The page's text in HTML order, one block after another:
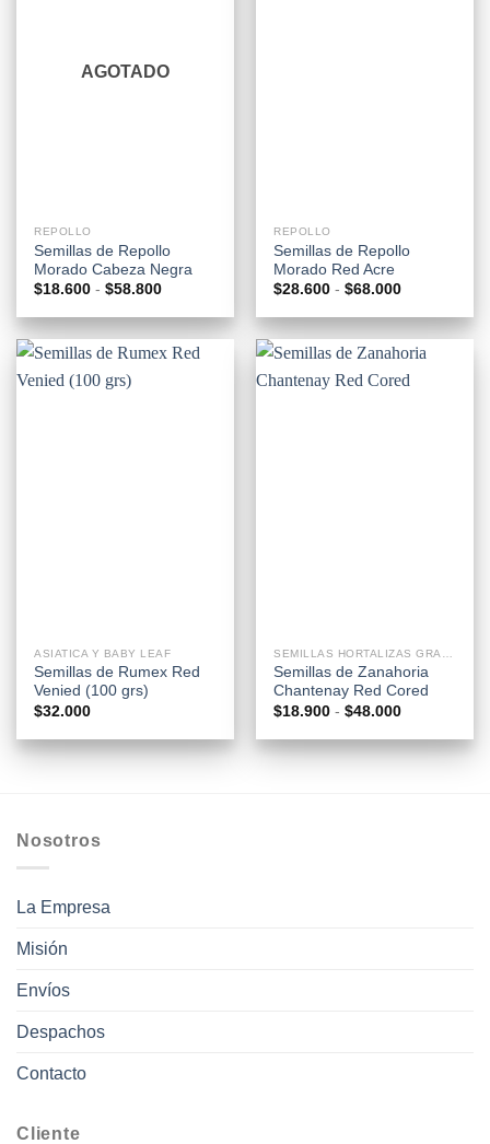
AGOTADO
REPOLLO
Semillas de Repollo
Morado Cabeza Negra
$18.600 - $58.800Rango
precios:
$18.600
hasta
REPOLLO
Semillas de Repollo
Morado Red Acre
$28.600 - $68.000Rango
precios:
$28.600
hasta
$68.000
ASIATICA Y BABY LEAF
Semillas de Rumex Red
Venied (100 grs)
$32.000
Semillas de Zanahoria
Chantenay Red Cored
$18.900 - $48.000Rango
precios:
desde
Nosotros
La Empresa
Misión
Envíos
Despachos
Contacto
Cliente